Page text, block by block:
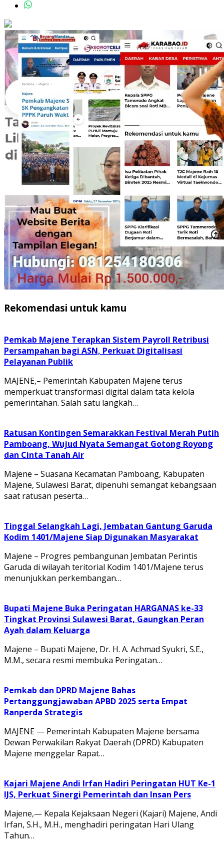
Rekomendasi untuk kamu
Pemkab Majene Terapkan Sistem Payroll Retribusi
Persampahan bagi ASN, Perkuat Digitalisasi
Pelayanan Publik
MAJENE,– Pemerintah Kabupaten Majene terus
memperkuat transformasi digital dalam tata kelola
pemerintahan. Salah satu langkah…
Ratusan Kontingen Semarakkan Festival Merah Putih
Pamboang, Wujud Nyata Semangat Gotong Royong
dan Cinta Tanah Air
Majene – Suasana Kecamatan Pamboang, Kabupaten
Majene, Sulawesi Barat, dipenuhi semangat kebangsaan
saat ratusan peserta…
Tinggal Selangkah Lagi, Jembatan Gantung Garuda
Kodim 1401/Majene Siap Digunakan Masyarakat
Majene – Progres pembangunan Jembatan Perintis
Garuda di wilayah teritorial Kodim 1401/Majene terus
menunjukkan perkembangan…
Bupati Majene Buka Peringatan HARGANAS ke-33
Tingkat Provinsi Sulawesi Barat, Gaungkan Peran
Ayah dalam Keluarga
Majene – Bupati Majene, Dr. H. A. Achmad Syukri, S.E.,
M.M., secara resmi membuka Peringatan…
Pemkab dan DPRD Majene Bahas
Pertanggungjawaban APBD 2025 serta Empat
Ranperda Strategis
MAJENE — Pemerintah Kabupaten Majene bersama
Dewan Perwakilan Rakyat Daerah (DPRD) Kabupaten
Majene menggelar Rapat…
Kajari Majene Andi Irfan Hadiri Peringatan HUT Ke-1
IJS, Perkuat Sinergi Pemerintah dan Insan Pers
Majene,— Kepala Kejaksaan Negeri (Kajari) Majene, Andi
Irfan, S.H., M.H., menghadiri peringatan Hari Ulang
Tahun…